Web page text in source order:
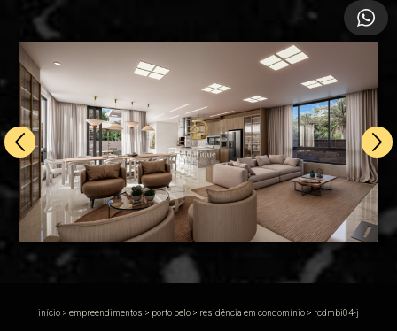
início > empreendimentos > porto belo > residência em condomínio > rcdmbi04-j